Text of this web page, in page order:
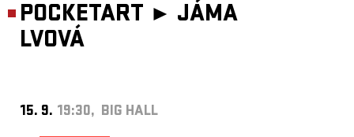
POCKETART ► JÁMA
LVOVÁ
15. 9. 19:30, BIG HALL